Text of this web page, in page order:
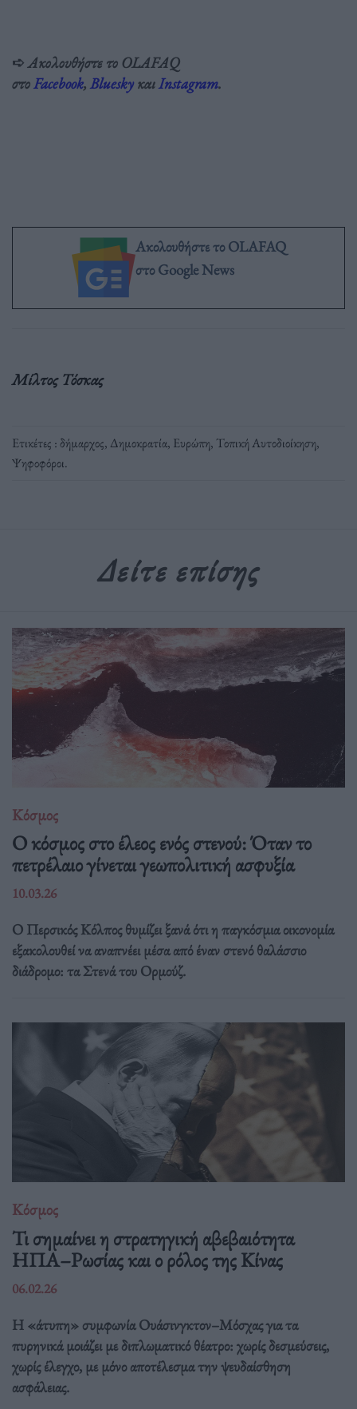
➪ Ακολουθήστε το OLAFAQ
στοFacebook, Bluesky καιInstagram.
Ακολουθήστε το OLAFAQ
στο Google News
Μίλτος Τόσκας
Ετικέτες :δήμαρχος, Δημοκρατία, Ευρώπη, Τοπική Αυτοδιοίκηση,
Ψηφοφόροι.
Δείτε επίσης
Κόσμος
Ο κόσμος στο έλεος ενός στενού: Όταν το
πετρέλαιο γίνεται γεωπολιτική ασφυξία
10.03.26
Ο Περσικός Κόλπος θυμίζει ξανά ότι η παγκόσμια οικονομία
εξακολουθεί να αναπνέει μέσα από έναν στενό θαλάσσιο
διάδρομο: τα Στενά του Ορμούζ.
Κόσμος
Τι σημαίνει η στρατηγική αβεβαιότητα
ΗΠΑ–Ρωσίας και ο ρόλος της Κίνας
06.02.26
Η «άτυπη» συμφωνία Ουάσινγκτον–Μόσχας για τα
πυρηνικά μοιάζει με διπλωματικό θέατρο: χωρίς δεσμεύσεις,
χωρίς έλεγχο, με μόνο αποτέλεσμα την ψευδαίσθηση
ασφάλειας.